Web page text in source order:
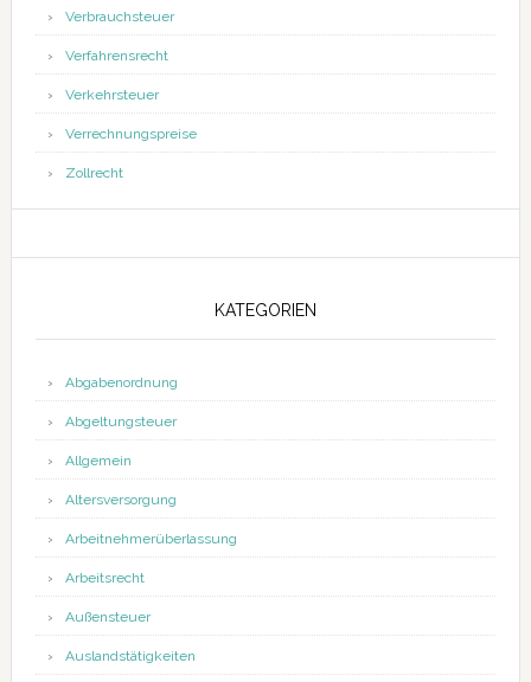
Verbrauchsteuer
Verfahrensrecht
Verkehrsteuer
Verrechnungspreise
Zollrecht
KATEGORIEN
Abgabenordnung
Abgeltungsteuer
Allgemein
Altersversorgung
Arbeitnehmerüberlassung
Arbeitsrecht
Außensteuer
Auslandstätigkeiten